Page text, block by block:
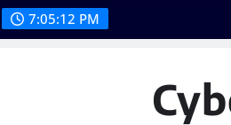
7:05:13 PM